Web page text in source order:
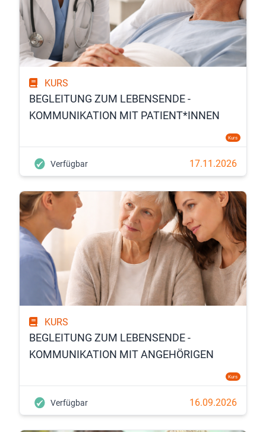
KURS
BEGLEITUNG ZUM LEBENSENDE -
KOMMUNIKATION MIT PATIENT*INNEN
Kurs
Verfügbar 17.11.2026
KURS
BEGLEITUNG ZUM LEBENSENDE -
KOMMUNIKATION MIT ANGEHÖRIGEN
Kurs
Verfügbar 16.09.2026